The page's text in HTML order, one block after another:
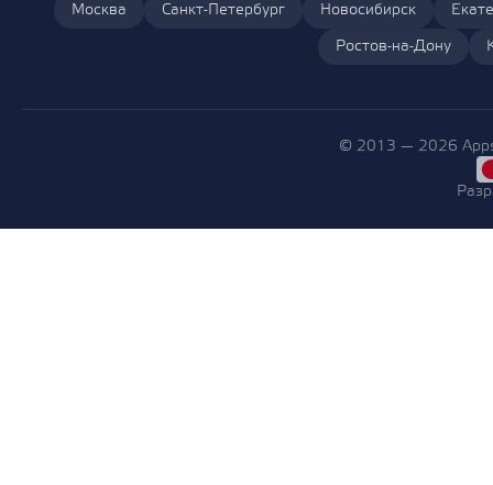
Москва Санкт-Петербург Новосибирск
Ростов-на-Дону
© 2013 — 2026